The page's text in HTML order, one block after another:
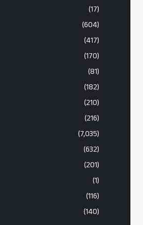
(17)
(604)
(417)
(170)
(81)
(182)
(210)
(216)
(7,035)
(632)
(201)
(1)
(116)
(140)